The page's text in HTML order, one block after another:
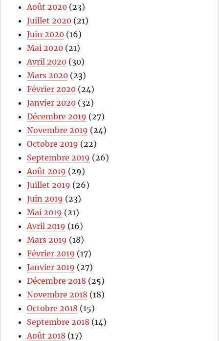
Août 2020 (23)
Juillet 2020 (21)
Juin 2020 (16)
Mai 2020 (21)
Avril 2020 (30)
Mars 2020 (23)
Février 2020 (24)
Janvier 2020 (32)
Décembre 2019 (27)
Novembre 2019 (24)
Octobre 2019 (22)
Septembre 2019 (26)
Août 2019 (29)
Juillet 2019 (26)
Juin 2019 (23)
Mai 2019 (21)
Avril 2019 (16)
Mars 2019 (18)
Février 2019 (17)
Janvier 2019 (27)
Décembre 2018 (25)
Novembre 2018 (18)
Octobre 2018 (15)
Septembre 2018 (14)
Août 2018 (17)